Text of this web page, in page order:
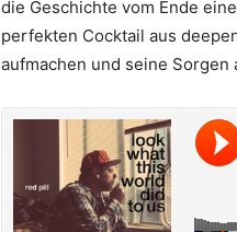
die Geschichte vom Ende
perfekten Cocktail aus
aufmachen und seine